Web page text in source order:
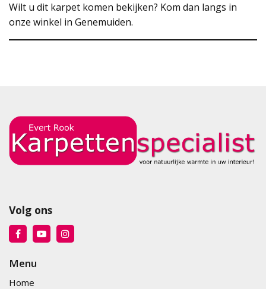
Wilt u dit karpet komen bekijken? Kom dan langs in
onze winkel in Genemuiden.
Volg ons
Menu
Home